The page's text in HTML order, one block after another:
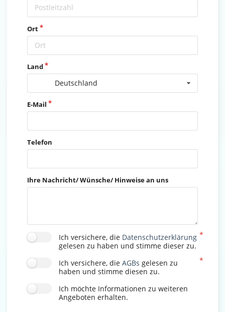
Ort
Land
Deutschland
E-Mail
Telefon
Ihre Nachricht/ Wünsche/ Hinweise an uns
Ich versichere, die Datenschutzerklärung
gelesen zu haben und stimme dieser zu.
Ich versichere, die AGBs gelesen zu
haben und stimme diesen zu.
Ich möchte Informationen zu weiteren
Angeboten erhalten.